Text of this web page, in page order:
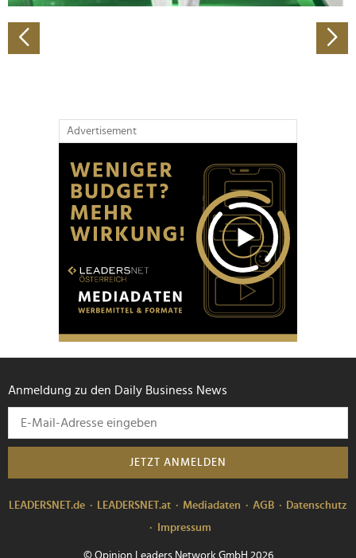
haben oder die sie im Rahmen Ihrer Nutzung der Dienste
gesammelt haben.
Advertisement
Anmeldung zu den Daily Business News
JETZT ANMELDEN
LEADERSNET.de LEADERSNET.at Mediadaten AGB
Datenschutz
Impressum